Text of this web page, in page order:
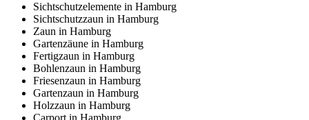
Sichtschutzelemente in Hamburg
Sichtschutzzaun in Hamburg
Zaun in Hamburg
Gartenzäune in Hamburg
Fertigzaun in Hamburg
Bohlenzaun in Hamburg
Friesenzaun in Hamburg
Gartenzaun in Hamburg
Holzzaun in Hamburg
Carport in Hamburg